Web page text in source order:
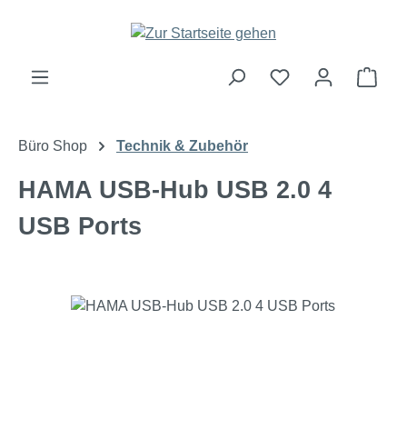
Zum Hauptinhalt springen
Büro Shop Technik & Zubehör
HAMA USB-Hub USB 2.0 4
USB Ports
Bildergalerie überspringen